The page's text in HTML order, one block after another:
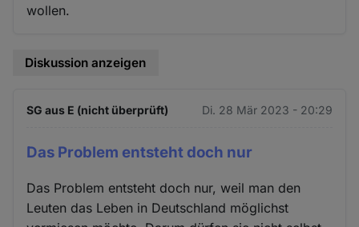
wollen.
Diskussion anzeigen
SG aus E (nicht überprüft) Di. 28 Mär 2023 - 20:29
Das Problem entsteht doch nur
Das Problem entsteht doch nur, weil man den
Leuten das Leben in Deutschland möglichst